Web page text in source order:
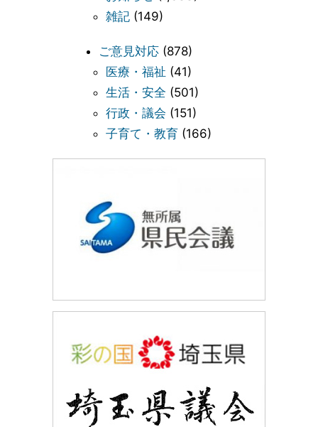
雑記 (149)
ご意見対応 (878)
医療・福祉 (41)
生活・安全 (501)
行政・議会 (151)
子育て・教育 (166)